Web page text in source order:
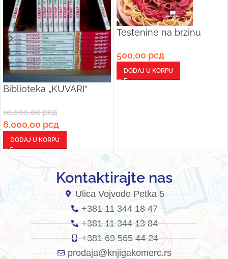
Biblioteka „KUVARI“
10.000,00рсд
6.000,00 рсд
DODAJ U KORPU
Testenine na brzinu
500,00 рсд
DODAJ U KORPU
Kontaktirajte nas
Ulica Vojvode Petka 5
+381 11 344 18 47
+381 11 344 13 84
+381 69 565 44 24
prodaja@knjigakomerc.rs